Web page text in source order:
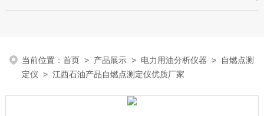
当前位置：首页 > 产品展示 > 电力用油分析仪器 > 自燃点测
定仪 > 江西石油产品自燃点测定仪优质厂家